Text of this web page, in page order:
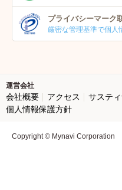
プライバシーマーク
厳密な管理基準で個人
運営会社
会社概要 アクセス サステ
個人情報保護方針
Copyright © Mynavi Corporation